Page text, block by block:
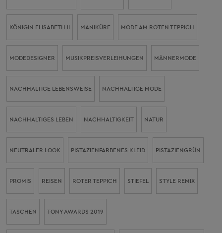
KÖNIGIN ELISABETH II MANIKÜRE MODE AM ROTEN TEPPICH
MODEDESIGNER MUSIKPREISVERLEIHUNGEN MÄNNERMODE
NACHHALTIGE LEBENSWEISE NACHHALTIGE MODE
NACHHALTIGES LEBEN NACHHALTIGKEIT NATUR
NEUTRALER LOOK PISTAZIENFARBENES KLEID PISTAZIENGRÜN
PROMIS REISEN ROTER TEPPICH STIEFEL STYLE REMIX
TASCHEN TONY AWARDS 2019